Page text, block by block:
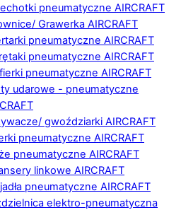
pneumatyczne AIRCRAFT
Grawerka AIRCRAFT
pneumatyczne AIRCRAFT
pneumatyczne AIRCRAFT
pneumatyczne AIRCRAFT
udarowe - pneumatyczne
gwoździarki AIRCRAFT
pneumatyczne AIRCRAFT
pneumatyczne AIRCRAFT
linkowe AIRCRAFT
pneumatyczne AIRCRAFT
elektro-pneumatyczna